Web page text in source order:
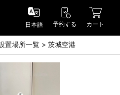
日本語)
日本語 予約する カート
置場所一覧 茨城空港